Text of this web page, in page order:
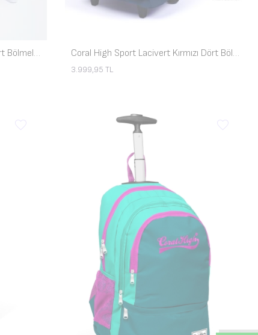
Coral High Sport Pembe Mavi Dört Bölmeli USB'li Çekçekli Sırt Çantası 23253 Coral High Sport Lacivert Kırmızı Dört Bölmeli USB'li Çekçekli Sırt Çantası 23254
3.999,95 TL